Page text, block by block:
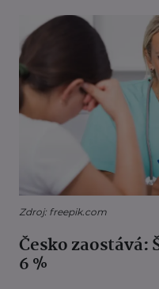
Zdroj: freepik.com
Česko zaostává:
6 %